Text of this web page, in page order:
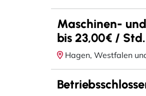
Maschinen-
bis 23,00€ / Std.
Hagen, Westfalen